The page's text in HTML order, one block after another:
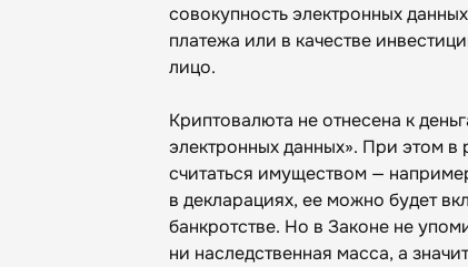
совокупность электронных
платежа или в качестве
лицо.
Криптовалюта не отнесена к
электронных данных». При этом в
считаться имуществом —
в декларациях, ее можно будет
банкротстве. Но в Законе не
ни наследственная масса, а